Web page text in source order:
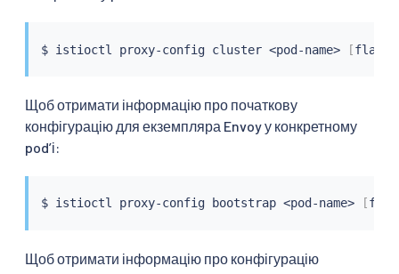
$ istioctl proxy-config cluster <pod-name> [flags
Щоб отримати інформацію про початкову
конфігурацію для екземпляра Envoy у конкретному
podʼі:
$ istioctl proxy-config bootstrap <pod-name> [
Щоб отримати інформацію про конфігурацію